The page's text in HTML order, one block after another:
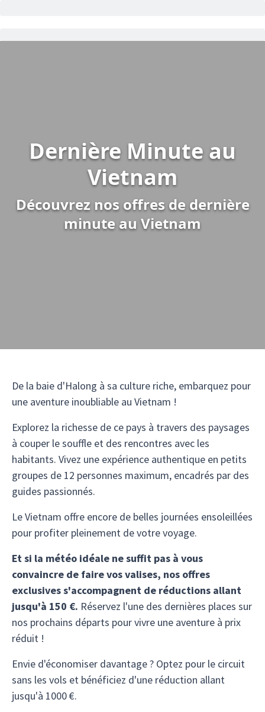
Dernière Minute au
Vietnam
Découvrez nos offres de dernière
minute au Vietnam
De la baie d'Halong à sa culture riche, embarquez pour
une aventure inoubliable au Vietnam !
Explorez la richesse de ce pays à travers des paysages
à couper le souffle et des rencontres avec les
habitants. Vivez une expérience authentique en petits
groupes de 12 personnes maximum, encadrés par des
guides passionnés.
Le Vietnam offre encore de belles journées ensoleillées
pour profiter pleinement de votre voyage.
Et si la météo idéale ne suffit pas à vous
convaincre de faire vos valises, nos offres
exclusives s'accompagnent de réductions allant
jusqu'à 150 €. Réservez l'une des dernières places sur
nos prochains départs pour vivre une aventure à prix
réduit !
Envie d'économiser davantage ? Optez pour le circuit
sans les vols et bénéficiez d'une réduction allant
jusqu'à 1000 €.